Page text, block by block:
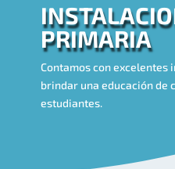
PRIMARIA
Contamos con excelentes
brindar una educación de
estudiantes.